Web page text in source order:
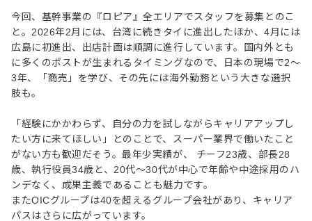
今回、基幹事業の『ロピア』全エリアでスタッフを募集とのこ
と。2026年2月には、台湾に続きタイに進出したほか、4月には
広島に初進出、出店計画は順調に進行しています。国内外とも
に多くのポストが生まれるタイミングなので、日本の現場で2〜
3年、「商売」を学び、その先には海外勤務という大きな選択
肢も。
「経験にかかわらず、自分の力を試しながらキャリアアップし
たい方に来てほしい」とのことで、スーパー業界で働いたこと
がない方も歓迎だそう。最年少実績が、 チーフ23歳、部長28
歳、執行役員34歳と、20代〜30代が中心で年齢や中途採用のハ
ンデなく、成果主義であることも魅力です。
またOICグループは40を超えるグループ会社があり、キャリア
パスはさらに広がっています。